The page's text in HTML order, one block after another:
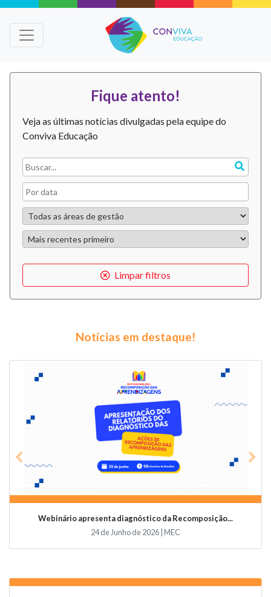
Fique atento!
Veja as últimas notícias divulgadas pela equipe do
Conviva Educação
Limpar filtros
Notícias em destaque!
Webinário apresenta diagnóstico da Recomposição...
24 de Junho de 2026 | MEC
Previous